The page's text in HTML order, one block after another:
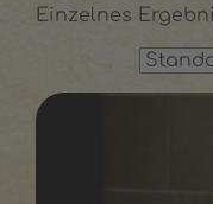
Einzelnes